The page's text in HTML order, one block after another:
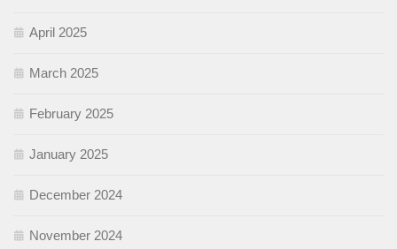
April 2025
March 2025
February 2025
January 2025
December 2024
November 2024